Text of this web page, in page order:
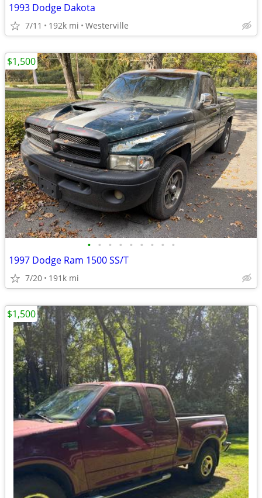
1993 Dodge Dakota
7/11 192k mi Westerville
• • • • • • • • •
1997 Dodge Ram 1500 SS/T
7/20 191k mi
$1,500
$1,500